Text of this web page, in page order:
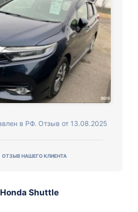
в РФ. Отзыв от 13.08.2025
ОТЗЫВ НАШЕГО КЛИЕНТА
Honda Shuttle